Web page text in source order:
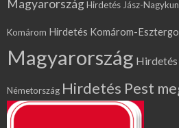
MagyarországHirdetés Jász-
Komárom Hirdetés Komárom-
Magyarország
Németország Hirdetés Pest